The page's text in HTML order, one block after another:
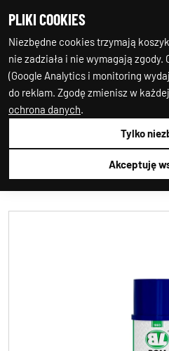
PLIKI COOKIES
Niezbędne cookies trzymają
nie zadziała i nie wymagają zgody.
(Google Analytics i monitoring
do reklam. Zgodę zmienisz w
ochrona danych.
Tylko
Akceptuję
CHEMIA
001035